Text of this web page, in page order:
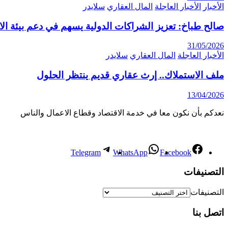
الأخبار
الأخبار العاجلة المال العقاري سلايدر
صالح طباخ: تعزيز الشراكات الدولية يسهم في دعم بيئة
31/05/2026
الأخبار العاجلة المال العقاري سلايدر
ملف الاستملاك.. إرث عقاري قديم ينتظر الحلول
13/04/2026
نعدكم بأن نكون معا في خدمة الاقتصاد وقطاع الاعمال والناس
Facebook
WhatsApp
Telegram
التصنيفات
التصنيفات
اتصل بنا